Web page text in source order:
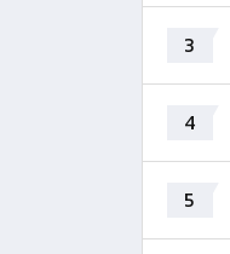
3
4
5